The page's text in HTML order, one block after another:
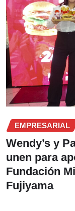
EMPRESARIAL
Wendy’s y
unen para
Fundación
Fujiyama